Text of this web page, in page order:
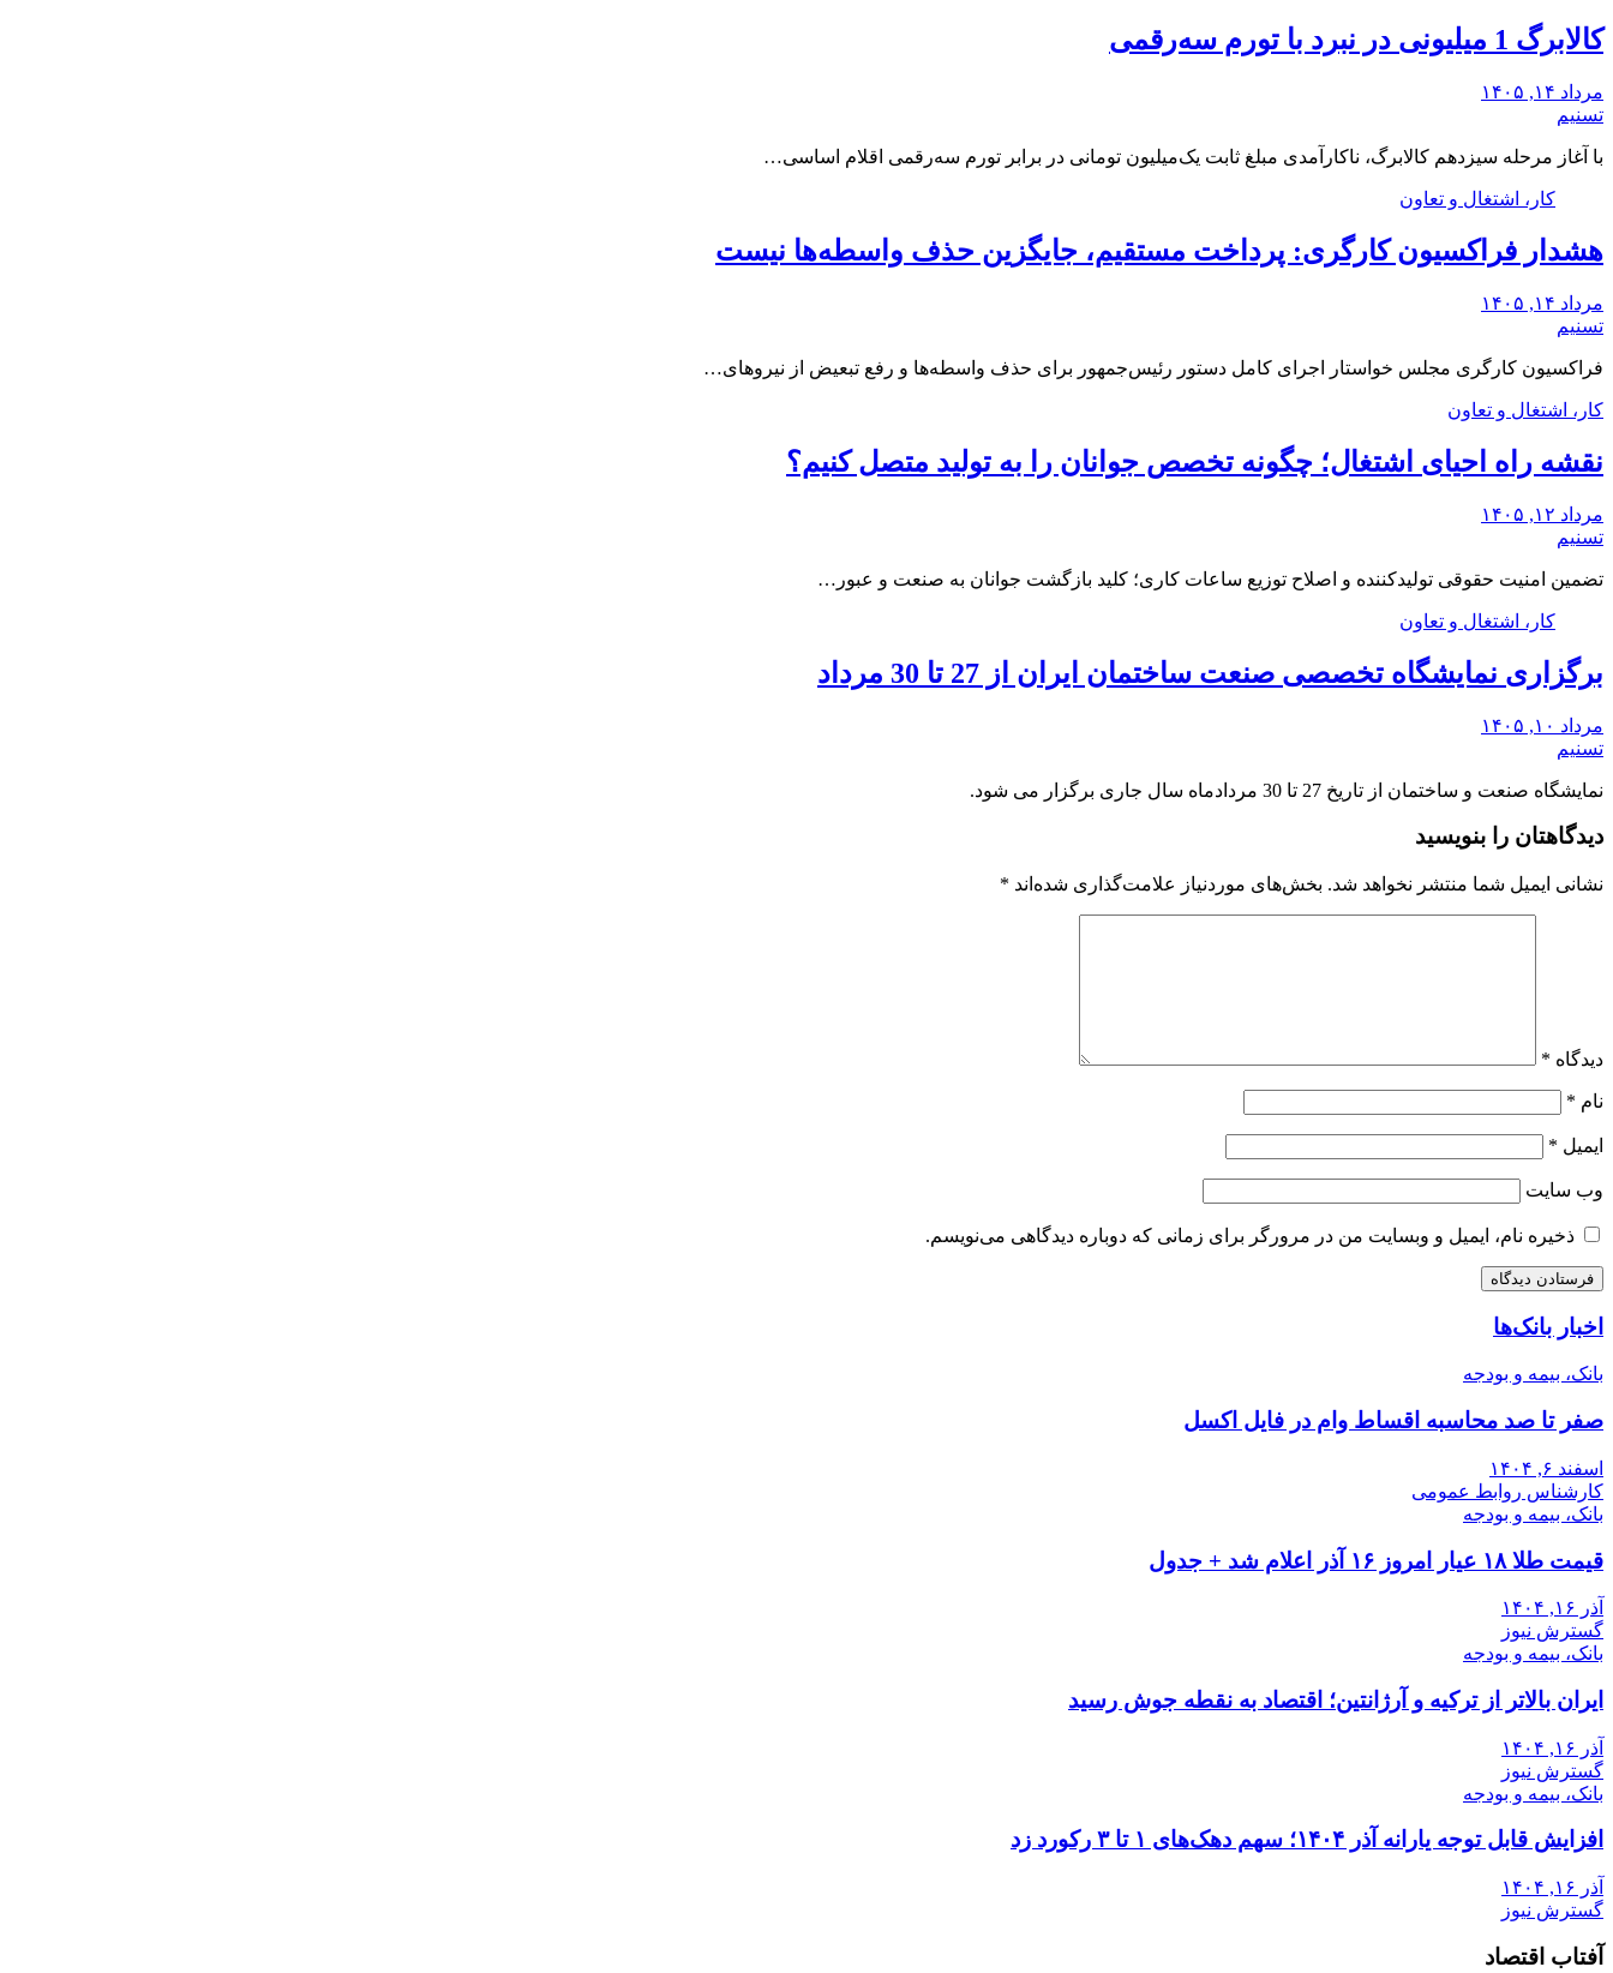
کالابرگ 1 میلیونی در نبرد با تورم سه‌رقمی
مرداد ۱۴, ۱۴۰۵
تسنیم
با آغاز مرحله سیزدهم کالابرگ، ناکارآمدی مبلغ ثابت یک‌میلیون تومانی در برابر تورم سه‌رقمی اقلام اساسی…
کار، اشتغال و تعاون
هشدار فراکسیون کارگری: پرداخت مستقیم، جایگزین حذف واسطه‌ها نیست
مرداد ۱۴, ۱۴۰۵
تسنیم
فراکسیون کارگری مجلس خواستار اجرای کامل دستور رئیس‌جمهور برای حذف واسطه‌ها و رفع تبعیض از نیروهای…
کار، اشتغال و تعاون
نقشه راه احیای اشتغال؛ چگونه تخصص جوانان را به تولید متصل کنیم؟
مرداد ۱۲, ۱۴۰۵
تسنیم
تضمین امنیت حقوقی تولیدکننده و اصلاح توزیع ساعات کاری؛ کلید بازگشت جوانان به صنعت و عبور…
کار، اشتغال و تعاون
برگزاری نمایشگاه تخصصی صنعت ساختمان ایران از 27 تا 30 مرداد
مرداد ۱۰, ۱۴۰۵
تسنیم
نمایشگاه صنعت و ساختمان از تاریخ 27 تا 30 مردادماه سال جاری برگزار می شود.
دیدگاهتان را بنویسید
نشانی ایمیل شما منتشر نخواهد شد. بخش‌های موردنیاز علامت‌گذاری شده‌اند *
دیدگاه *
نام *
ایمیل *
وب‌ سایت
ذخیره نام، ایمیل و وبسایت من در مرورگر برای زمانی که دوباره دیدگاهی می‌نویسم.
اخبار بانک‌ها
بانک، بیمه و بودجه
صفر تا صد محاسبه اقساط وام در فایل اکسل
اسفند ۶, ۱۴۰۴
کارشناس روابط عمومی
بانک، بیمه و بودجه
قیمت طلا ۱۸ عیار امروز ۱۶ آذر اعلام شد + جدول
آذر ۱۶, ۱۴۰۴
گسترش نیوز
بانک، بیمه و بودجه
ایران بالاتر از ترکیه و آرژانتین؛ اقتصاد به نقطه جوش رسید
آذر ۱۶, ۱۴۰۴
گسترش نیوز
بانک، بیمه و بودجه
افزایش قابل توجه یارانه آذر ۱۴۰۴؛ سهم دهک‌های ۱ تا ۳ رکورد زد
آذر ۱۶, ۱۴۰۴
گسترش نیوز
آفتاب اقتصاد